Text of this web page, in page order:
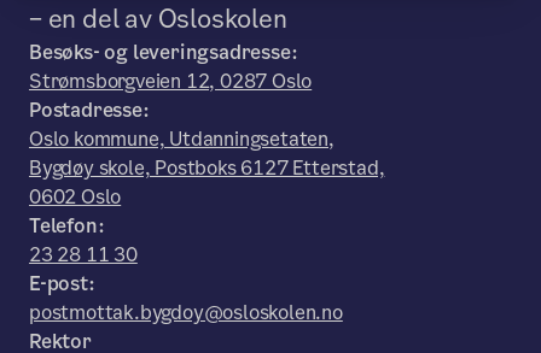
– en del av Osloskolen
Besøks- og leveringsadresse:
Strømsborgveien 12, 0287 Oslo
Postadresse:
Oslo kommune, Utdanningsetaten,
Bygdøy skole, Postboks 6127 Etterstad,
0602 Oslo
Telefon:
23 28 11 30
E-post:
postmottak.bygdoy@osloskolen.no
Rektor